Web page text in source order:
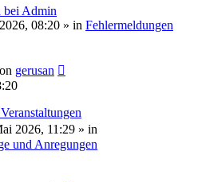
Admin
08:20 » in Fehlermeldungen
gerusan
2026, 11:29 » in
und Anregungen